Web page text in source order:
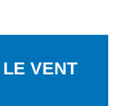
VENT